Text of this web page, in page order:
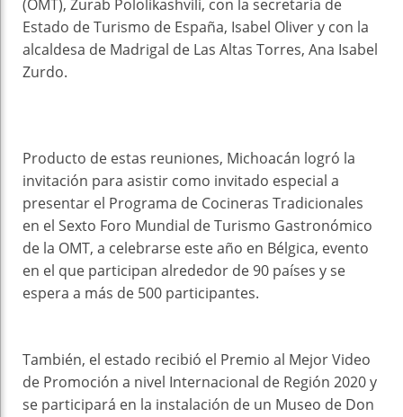
(OMT), Zurab Pololikashvili, con la secretaria de
Estado de Turismo de España, Isabel Oliver y con la
alcaldesa de Madrigal de Las Altas Torres, Ana Isabel
Zurdo.
Producto de estas reuniones, Michoacán logró la
invitación para asistir como invitado especial a
presentar el Programa de Cocineras Tradicionales
en el Sexto Foro Mundial de Turismo Gastronómico
de la OMT, a celebrarse este año en Bélgica, evento
en el que participan alrededor de 90 países y se
espera a más de 500 participantes.
También, el estado recibió el Premio al Mejor Video
de Promoción a nivel Internacional de Región 2020 y
se participará en la instalación de un Museo de Don